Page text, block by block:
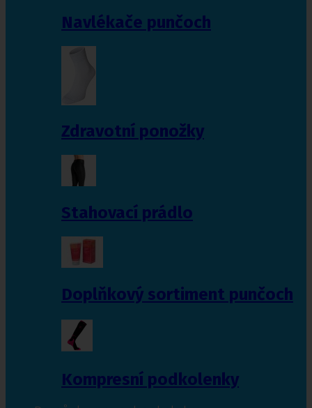
Navlékače punčoch
Zdravotní ponožky
Stahovací prádlo
Doplňkový sortiment punčoch
Kompresní podkolenky